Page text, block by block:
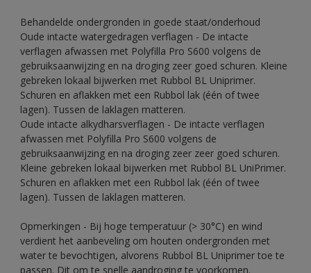
Behandelde ondergronden in goede staat/onderhoud
Oude intacte watergedragen verflagen - De intacte
verflagen afwassen met Polyfilla Pro S600 volgens de
gebruiksaanwijzing en na droging zeer goed schuren. Kleine
gebreken lokaal bijwerken met Rubbol BL Uniprimer.
Schuren en aflakken met een Rubbol lak (één of twee
lagen). Tussen de laklagen matteren.
Oude intacte alkydharsverflagen - De intacte verflagen
afwassen met Polyfilla Pro S600 volgens de
gebruiksaanwijzing en na droging zeer zeer goed schuren.
Kleine gebreken lokaal bijwerken met Rubbol BL UniPrimer.
Schuren en aflakken met een Rubbol lak (één of twee
lagen). Tussen de laklagen matteren.
Opmerkingen - Bij hoge temperatuur (> 30°C) en wind
verdient het aanbeveling om houten ondergronden met
water te bevochtigen, alvorens Rubbol BL Uniprimer toe te
passen. Dit om te snelle aandroging te voorkomen.